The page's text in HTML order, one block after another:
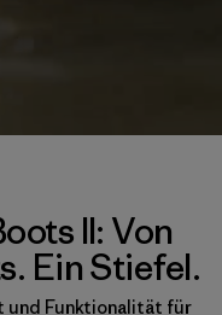
II: Von
Ein Stiefel.
Funktionalität für